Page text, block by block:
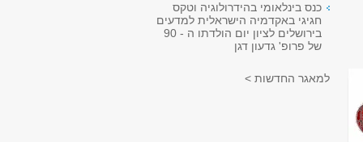
כנס בינלאומי בהידרולוגיה וטקס
חגיגי באקדמיה הישראלית למדעים
בירושלים לציון יום הולדתו ה - 90
של פרופ' גדעון דגן
למאגר החדשות >